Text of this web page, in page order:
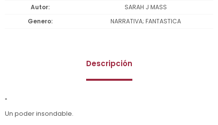
Autor
SARAH J MASS
Genero
NARRATIVA; FANTASTICA
Descripción
"
Un poder insondable.